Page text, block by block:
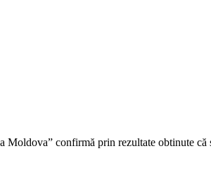
confirmă prin rezultate obtinute